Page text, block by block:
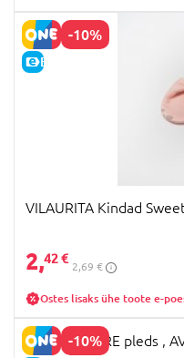
-10%
E-HIND
VILAURITA Kindad
2,42 €
2,69 €
Ostes lisaks ühe toote e-
-10%
MOTHERCARE pleds ,